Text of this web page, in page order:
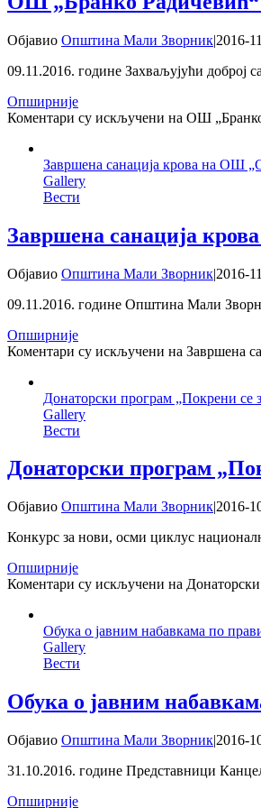
Објавио Општина Мали Зворник|2016-
09.11.2016. године Захваљујући
Опширније
Коментари су искључени на ОШ „Бранко
Завршена санација крова на ОШ
Gallery
Вести
Завршена санација
Објавио Општина Мали Зворник|2016-
09.11.2016. године Општина Мали
Опширније
Коментари су искључени на Завршена
Донаторски програм „Покрени се
Gallery
Вести
Донаторски програм
Објавио Општина Мали Зворник|2016-
Конкурс за нови, осми циклус
Опширније
Коментари су искључени на
Обука о јавним набавкама по
Gallery
Вести
Обука о јавним
Објавио Општина Мали Зворник|2016-
31.10.2016. године Представници
Опширније